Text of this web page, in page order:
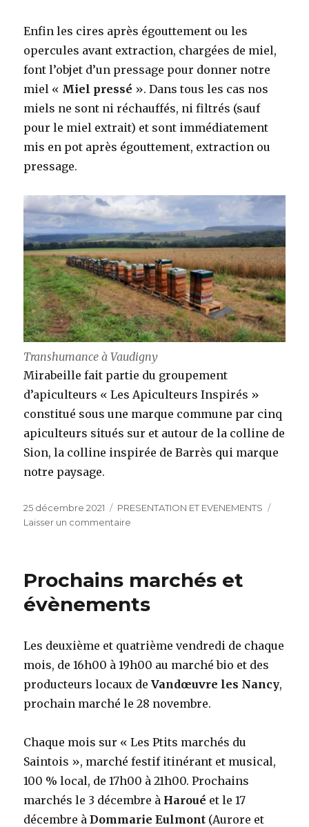
Enfin les cires après égouttement ou les
opercules avant extraction, chargées de miel,
font l’objet d’un pressage pour donner notre
miel « Miel pressé ». Dans tous les cas nos
miels ne sont ni réchauffés, ni filtrés (sauf
pour le miel extrait) et sont immédiatement
mis en pot après égouttement, extraction ou
pressage.
Transhumance à Vaudigny
Mirabeille fait partie du groupement
d’apiculteurs « Les Apiculteurs Inspirés »
constitué sous une marque commune par cinq
apiculteurs situés sur et autour de la colline de
Sion, la colline inspirée de Barrès qui marque
notre paysage.
Publié
le
25 décembre 2021 Catégories
PRESENTATION ET EVENEMENTS
Laisser un commentaire
mots
Prochains marchés et
évènements
Les deuxième et quatrième vendredi de chaque
mois, de 16h00 à 19h00 au marché bio et des
producteurs locaux deVandœuvre les Nancy,
prochain marché le 28 novembre.
Chaque mois sur « Les Ptits marchés du
Saintois », marché festif itinérant et musical,
100 % local, de 17h00 à 21h00. Prochains
marchés le 3 décembre à Haroué et le 17
décembre àDommarie Eulmont (Aurore et